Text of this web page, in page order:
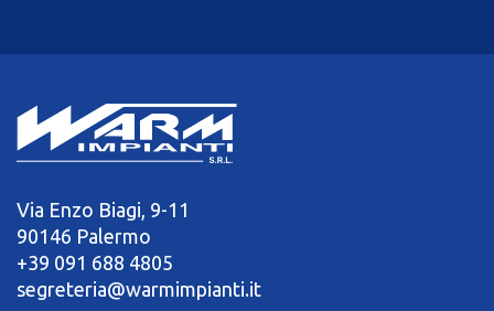
Via Enzo Biagi, 9-11
90146 Palermo
+39 091 688 4805
segreteria@warmimpianti.it